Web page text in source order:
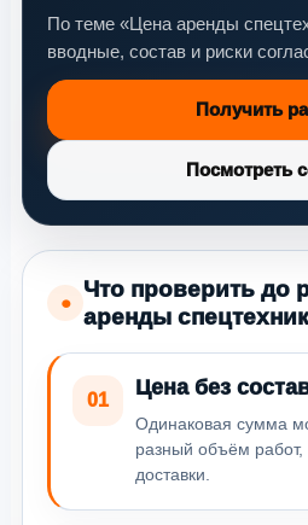
По теме «Цена аренды
вводные, состав и риски
Получить
Посмотреть
●
Что проверить до
аренды
01
Цена без
Одинаковая сумма
разный объём
доставки.